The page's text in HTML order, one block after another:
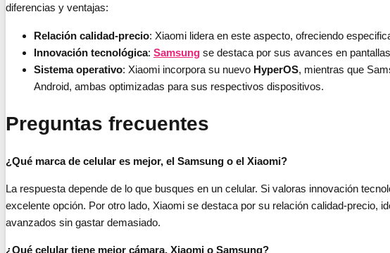
diferencias y ventajas:
Relación calidad-precio: Xiaomi lidera en este aspecto, ofreciendo
Innovación tecnológica: Samsung se destaca por sus avances en
Sistema operativo: Xiaomi incorpora su nuevo HyperOS, mientras que
Android, ambas optimizadas para sus respectivos dispositivos.
Preguntas frecuentes
¿Qué marca de celular es mejor, el Samsung o el Xiaomi?
La respuesta depende de lo que busques en un celular. Si valoras innovación
excelente opción. Por otro lado, Xiaomi se destaca por su relación calidad-precio,
avanzados sin gastar demasiado.
¿Qué celular tiene mejor cámara, Xiaomi o Samsung?